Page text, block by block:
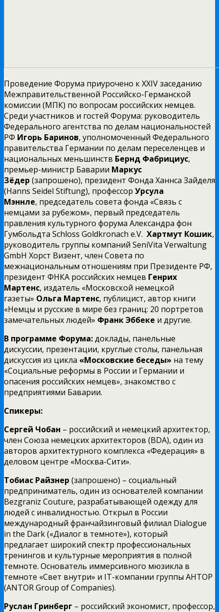
Проведение Форума приурочено к XXIV заседанию
Межправительственной Российско-Германской
комиссии (МПК) по вопросам российских немцев.
Среди участников и гостей Форума: руководитель
Федерального агентства по делам национальностей
РФ Игорь Баринов, уполномоченный Федерального
правительства Германии по делам переселенцев и
национальных меньшинств Бернд Фабрициус,
премьер-министр Баварии Маркус
Зёдер (запрошено), президент Фонда Ханнса Зайделя
(Hanns Seidel Stiftung), профессор Урсула
Мэннле, председатель совета фонда «Связь с
немцами за рубежом», первый председатель
правления культурного форума Александра фон
Гумбольдта Schloss Goldkronach e.V. Хартмут Кошик,
руководитель группы компаний SeniVita Verwaltung
GmbH Хорст Визент, член Совета по
межнациональным отношениям при Президенте РФ,
президент ФНКА российских немцев Генрих
Мартенс, издатель «Московской немецкой
газеты» Ольга Мартенс, публицист, автор книги
«Немцы и русские в мире без границ: 20 портретов
замечательных людей» Франк Эббеке и другие.
В программе Форума:доклады, панельные
дискуссии, презентации, круглые столы, панельная
дискуссия из цикла «Московские беседы» на тему
«Социальные реформы в России и Германии и
опасения российских немцев», знакомство с
предприятиями Баварии.
Спикеры:
Сергей Чобан – российский и немецкий архитектор,
член Союза немецких архитекторов (BDA), один из
авторов архитектурного комплекса «Федерация» в
деловом центре «Москва-Сити».
Тобиас Райзнер (запрошено) – социальный
предприниматель, один из основателей компании
Bezgraniz Couture, разрабатывающей одежду для
людей с инвалидностью. Открыл в России
международный франчайзинговый филиал Dialogue
in the Dark («Диалог в темноте»), который
предлагает широкий спектр профессиональных
тренингов и культурные мероприятия в полной
темноте. Основатель иммерсивного мюзикла в
темноте «Свет внутри» и IT-компании группы АНТОР
(ANTOR Group of Companies).
Руслан Гринберг – российский экономист, профессор,